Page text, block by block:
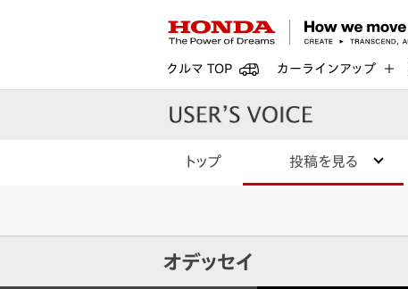
クルマ TOP カーラインアップ
トップ 投稿を見る
オデッセイ